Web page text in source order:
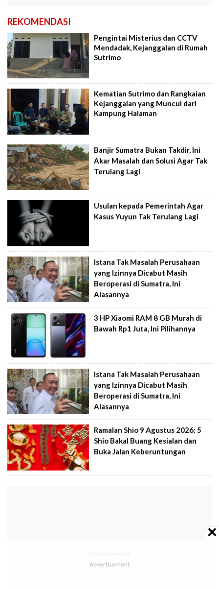
REKOMENDASI
Pengintai Misterius dan CCTV
Mendadak, Kejanggalan di Rumah
Sutrimo
Kematian Sutrimo dan Rangkaian
Kejanggalan yang Muncul dari
Kampung Halaman
Banjir Sumatra Bukan Takdir, Ini
Akar Masalah dan Solusi Agar Tak
Terulang Lagi
Usulan kepada Pemerintah Agar
Kasus Yuyun Tak Terulang Lagi
Istana Tak Masalah Perusahaan
yang Izinnya Dicabut Masih
Beroperasi di Sumatra, Ini
Alasannya
3 HP Xiaomi RAM 8 GB Murah di
Bawah Rp1 Juta, Ini Pilihannya
Istana Tak Masalah Perusahaan
yang Izinnya Dicabut Masih
Beroperasi di Sumatra, Ini
Alasannya
Ramalan Shio 9 Agustus 2026: 5
Shio Bakal Buang Kesialan dan
Buka Jalan Keberuntungan